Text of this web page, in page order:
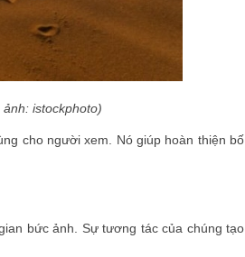
istockphoto)
cho người xem. Nó giúp hoàn thiện bố
bức ảnh. Sự tương tác của chúng tạo